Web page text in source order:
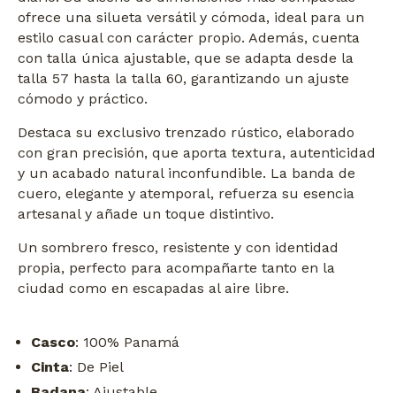
ofrece una silueta versátil y cómoda, ideal para un
estilo casual con carácter propio. Además, cuenta
con talla única ajustable, que se adapta desde la
talla 57 hasta la talla 60, garantizando un ajuste
cómodo y práctico.
Destaca su exclusivo trenzado rústico, elaborado
con gran precisión, que aporta textura, autenticidad
y un acabado natural inconfundible. La banda de
cuero, elegante y atemporal, refuerza su esencia
artesanal y añade un toque distintivo.
Un sombrero fresco, resistente y con identidad
propia, perfecto para acompañarte tanto en la
ciudad como en escapadas al aire libre.
Casco: 100% Panamá
Cinta: De Piel